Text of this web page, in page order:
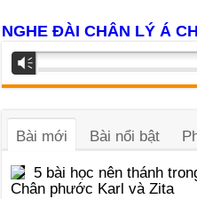
NGHE ĐÀI CHÂN LÝ Á
Trình
phát
Vm
Bài mới Bài nổi bật
5 bài học nên thánh
Chân phước Karl và Zita